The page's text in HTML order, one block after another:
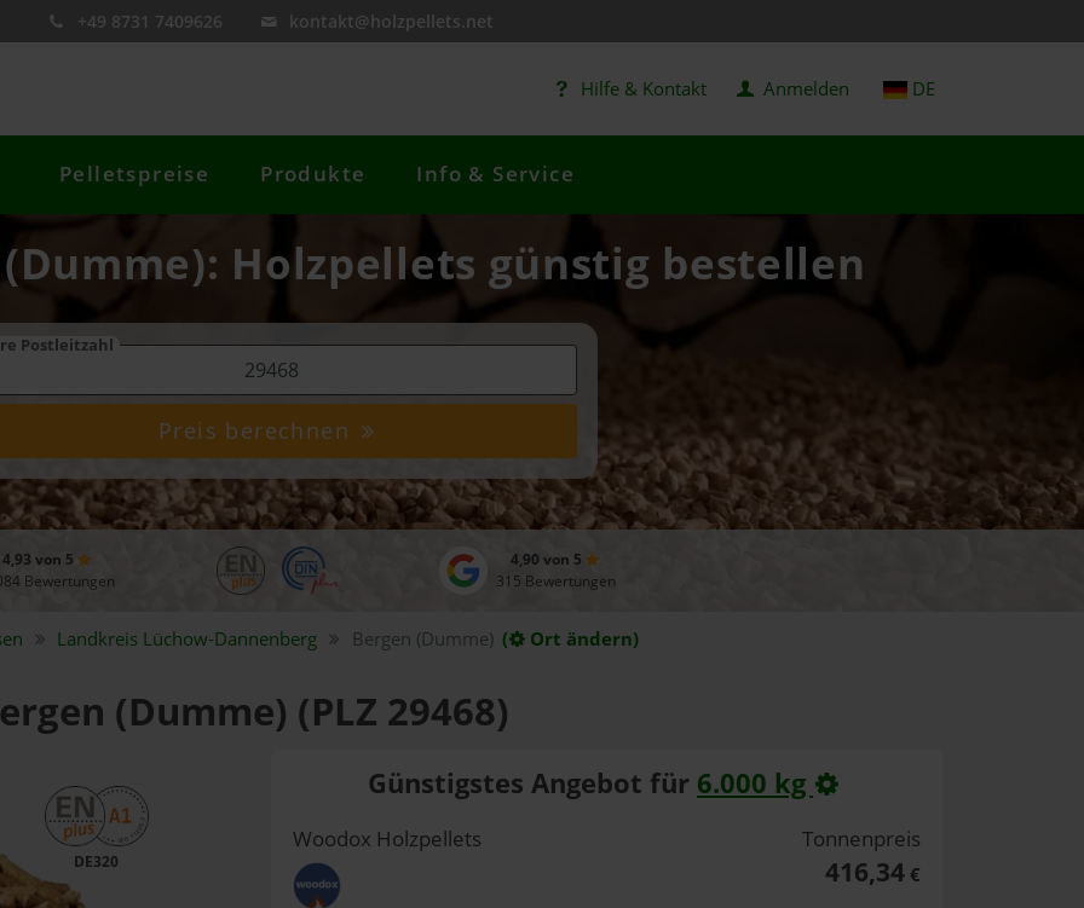
+49 8731 7409626 kontakt@holzpellets.net
Hilfe & Kontakt Anmelden DE
Pelletspreise Produkte Info & Service
Holzpellets günstig bestellen
Postleitzahl
Preis berechnen
4,93 von 5
Bewertungen
4,90 von 5
315 Bewertungen
Landkreis Lüchow-Dannenberg Bergen (Dumme) ( Ort ändern)
(Dumme) (PLZ 29468)
DE320
Günstigstes Angebot für 6.000 kg
Woodox Holzpellets Tonnenpreis
416,34€